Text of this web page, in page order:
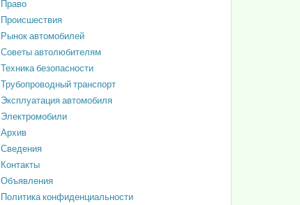
Право
Происшествия
Рынок автомобилей
Советы автолюбителям
Техника безопасности
Трубопроводный транспорт
Эксплуатация автомобиля
Электромобили
Архив
Сведения
Контакты
Объявления
Политика конфиденциальности